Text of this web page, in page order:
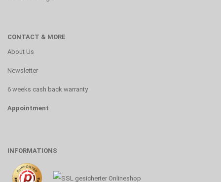
CONTACT & MORE
About Us
Newsletter
6 weeks cash back warranty
Appointment
INFORMATIONS